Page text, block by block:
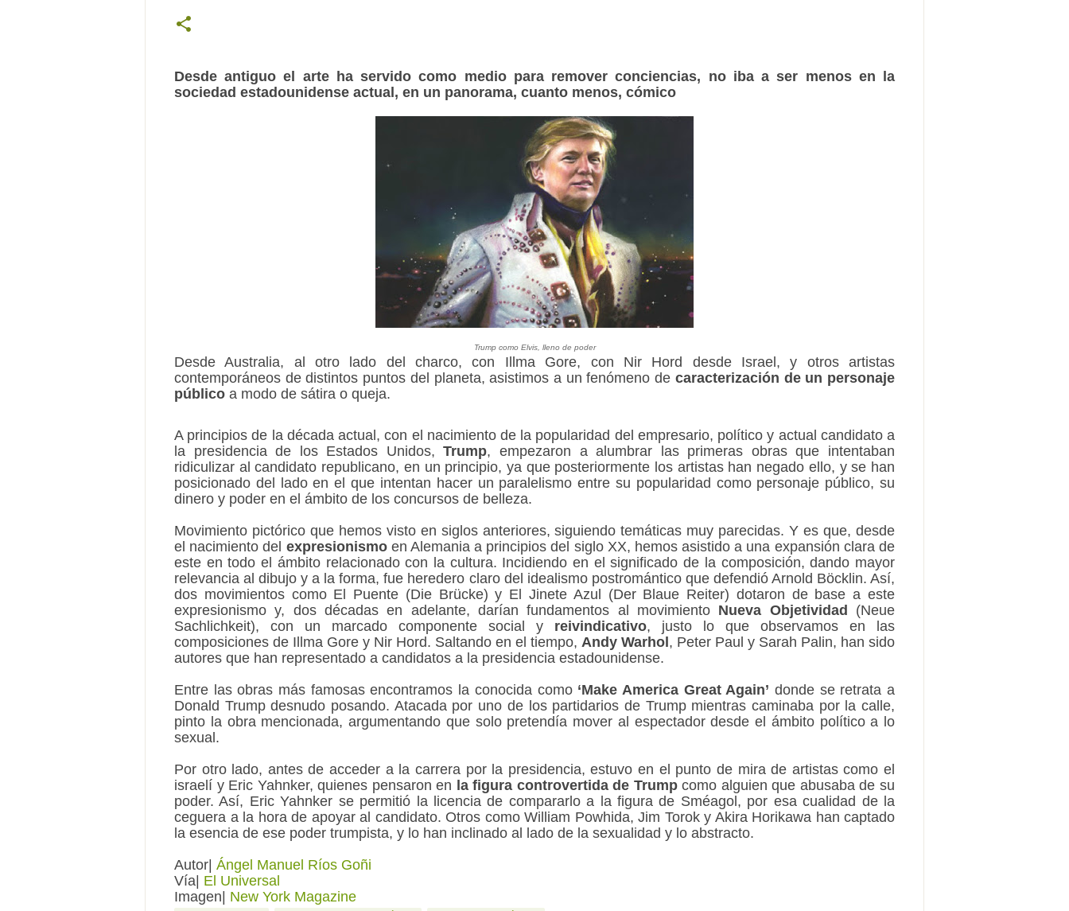
Desde antiguo el arte ha servido como medio para remover conciencias, no iba a ser menos en la
sociedad estadounidense actual, en un panorama, cuanto menos, cómico
Trump como Elvis, lleno de poder
Desde Australia, al otro lado del charco, con Illma Gore, con Nir Hord desde Israel, y otros artistas
contemporáneos de distintos puntos del planeta, asistimos a un fenómeno de caracterización de un personaje
público a modo de sátira o queja.
A principios de la década actual, con el nacimiento de la popularidad del empresario, político y actual candidato a
la presidencia de los Estados Unidos,Trump, empezaron a alumbrar las primeras obras que intentaban
ridiculizar al candidato republicano, en un principio, ya que posteriormente los artistas han negado ello, y se han
posicionado del lado en el que intentan hacer un paralelismo entre su popularidad como personaje público, su
dinero y poder en el ámbito de los concursos de belleza.
Movimiento pictórico que hemos visto en siglos anteriores, siguiendo temáticas muy parecidas. Y es que, desde
el nacimiento del expresionismoen Alemania a principios del siglo XX, hemos asistido a una expansión clara de
este en todo el ámbito relacionado con la cultura. Incidiendo en el significado de la composición, dando mayor
relevancia al dibujo y a la forma, fue heredero claro del idealismo postromántico que defendió Arnold Böcklin. Así,
dos movimientos como El Puente (Die Brücke) y El Jinete Azul (Der Blaue Reiter) dotaron de base a este
expresionismo y, dos décadas en adelante, darían fundamentos al movimiento Nueva Objetividad
(Neue
Sachlichkeit), con un marcado componente social y reivindicativo, justo lo que observamos en las
composiciones de Illma Gore y Nir Hord. Saltando en el tiempo, Andy Warhol , Peter Paul y Sarah Palin, han sido
autores que han representado a candidatos a la presidencia estadounidense.
Entre las obras más famosas encontramos la conocida como ‘Make America Great Again’ donde se retrata a
Donald Trump desnudo posando. Atacada por uno de los partidarios de Trump mientras caminaba por la calle,
pinto la obra mencionada, argumentando que solo pretendía mover al espectador desde el ámbito político a lo
sexual.
Por otro lado, antes de acceder a la carrera por la presidencia, estuvo en el punto de mira de artistas como el
israelí y Eric Yahnker, quienes pensaron en la figura controvertida de Trumpcomo alguien que abusaba de su
poder. Así, Eric Yahnker se permitió la licencia de compararlo a la figura de Sméagol, por esa cualidad de la
ceguera a la hora de apoyar al candidato. Otros como William Powhida, Jim Torok y Akira Horikawa han captado
la esencia de ese poder trumpista, y lo han inclinado al lado de la sexualidad y lo abstracto.
Autor| Ángel Manuel Ríos Goñi
Vía| El Universal
Imagen| New York Magazine